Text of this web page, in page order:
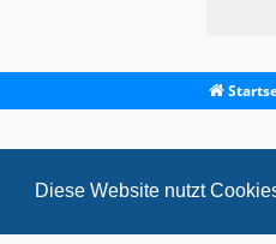
Diese Website nutzt